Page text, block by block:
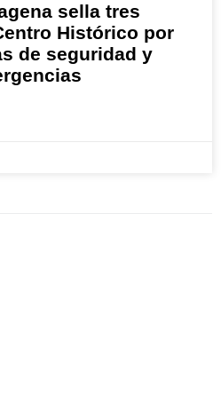
sella tres
Histórico por
de seguridad y